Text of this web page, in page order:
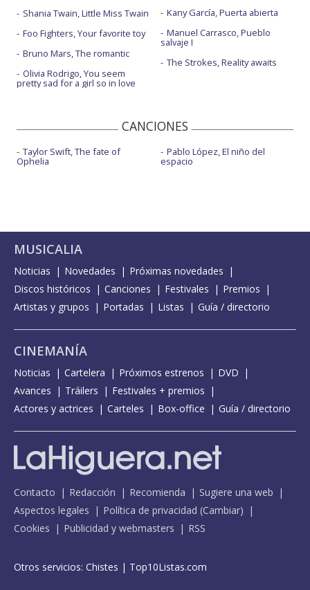
Shania Twain, Little Miss Twain
Foo Fighters, Your favorite toy
Bruno Mars, The romantic
Olivia Rodrigo, You seem
pretty sad for a girl so in love
Kany García, Puerta abierta
Manuel Carrasco, Pueblo
salvaje I
The Strokes, Reality awaits
CANCIONES
Taylor Swift, The fate of
Ophelia
Pablo López, El niño del
espacio
MUSICALIA
Noticias Novedades
Próximas novedades
Discos históricos
Canciones Festivales
Premios
Artistas y grupos
Portadas Listas Guía / directorio
CINEMANÍA
Noticias Cartelera Próximos estrenos
DVD
Avances
Tráilers
Festivales + premios
Actores y actrices
Carteles Box-office Guía / directorio
Contacto Redacción Recomienda
Sugiere una web
Aspectos legales
Política de privacidad (Cambiar)
Cookies
Publicidad y webmasters RSS
Otros servicios: Chistes | Top10Listas.com